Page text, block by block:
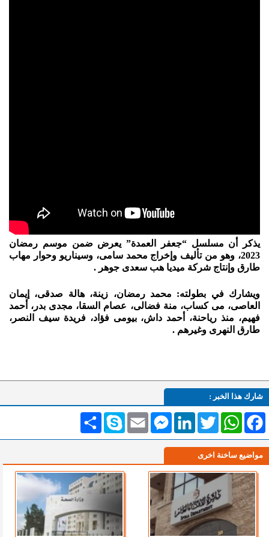
يذكر أن مسلسل “جعفر العمدة” يعرض ضمن موسم رمضان
2023، وهو من تأليف وإخراج محمد سامى، وسيناريو وحوار مهاب
طارق وإنتاج شركة ميديا هب سعدى جوهر .
ويشارك في بطولته: محمد رمضان، زينة، هالة صدقى، إيمان
العاصى، مى كساب، منة فضالى، عصام السقا، مجدى بدر، أحمد
فهيم، منذ رياحنة، أحمد داش، بيومى فؤاد، فريدة سيف النصر،
طارق النهرى وغيرهم .
شارك هذا الخبر :
انشر Skype Email
MessengerLinkedInTwitterWhatsAppFacebook
مواضيع ساخنة اخرى